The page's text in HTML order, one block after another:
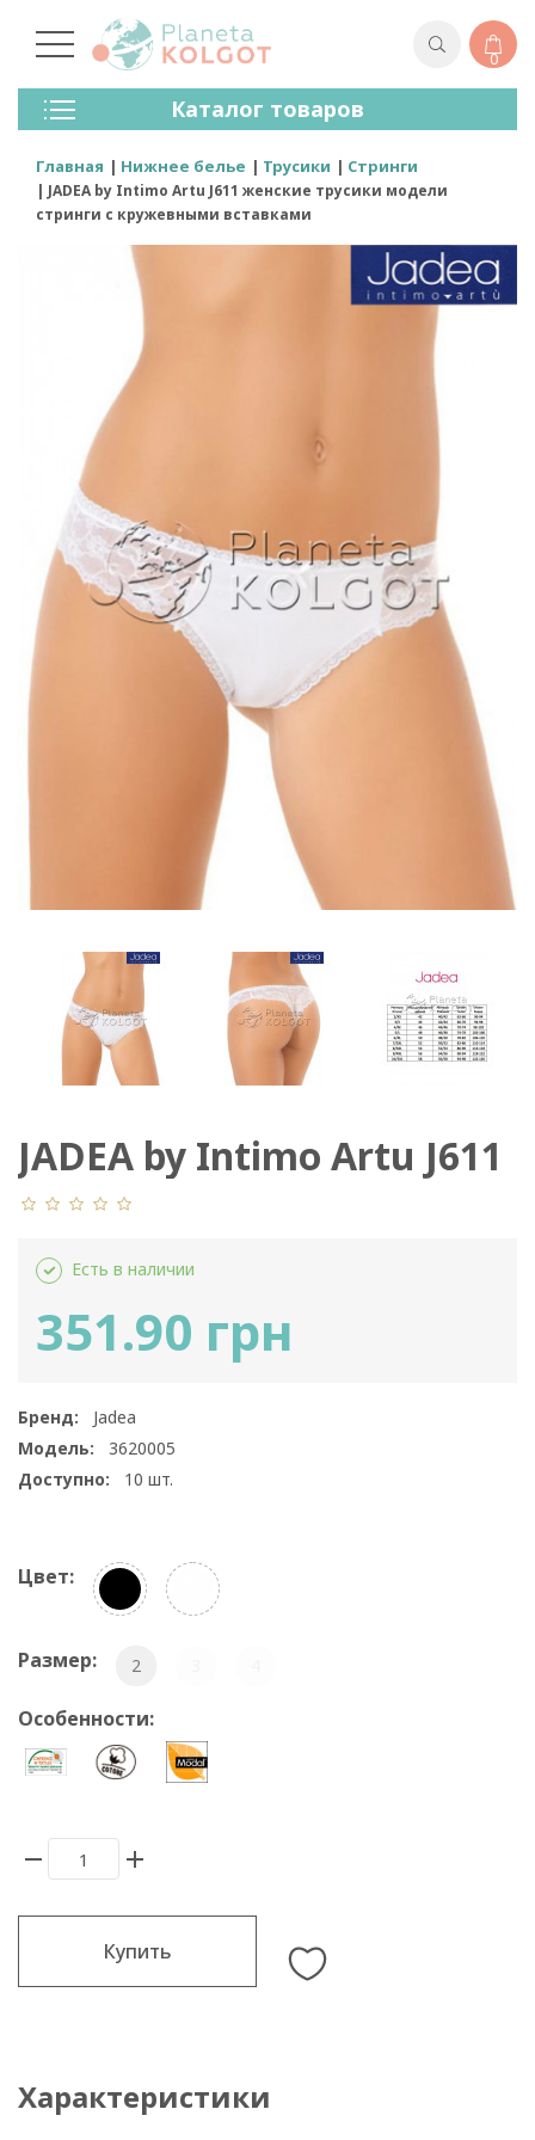
0
Каталог товаров
Колготки
Чулки
Лосины (леггинсы)
Носки И Гольфы
Спортивная Одежда
Для Мужчин
Главная Нижнее белье Трусики Стринги
JADEA by Intimo Artu J611 женские трусики модели
стринги с кружевными вставками
JADEA by Intimo Artu J611
Есть в наличии
351.90 грн
Бренд:
Jadea
Модель:
3620005
Доступно:
10 шт.
Цвет:
Размер: 2
Особенности:
Купить
Характеристики